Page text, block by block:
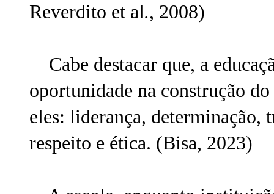
Reverdito et al., 2008)
Cabe destacar que, a
oportunidade na construção
eles: liderança, determinação,
respeito e ética. (Bisa, 2023)